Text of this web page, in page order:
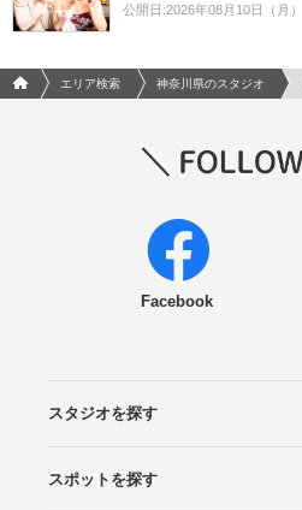
公開日:2026年08月10日（月）
フォトウエディング/結婚写真のPhotorait ホーム
エリア検索 神奈川県のスタジオ
Facebook
スタジオを探す
エリアから探す
こだわりから探す
NEW PHOTO STYLE
プランから探す
フォトタイプ診断
フォトグラファーから探す
国内リゾートから探す
スポットを探す